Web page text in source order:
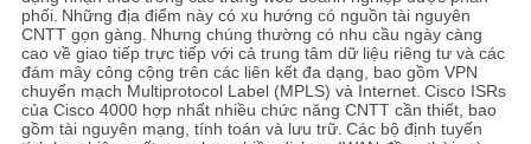
phối. Những địa điểm này có xu hướng có nguồn tài nguyên
CNTT gọn gàng. Nhưng chúng thường có nhu cầu ngày càng
cao về giao tiếp trực tiếp với cả trung tâm dữ liệu riêng tư và các
đám mây công cộng trên các liên kết đa dạng, bao gồm VPN
chuyển mạch Multiprotocol Label (MPLS) và Internet. Cisco ISRs
của Cisco 4000 hợp nhất nhiều chức năng CNTT cần thiết, bao
gồm tài nguyên mạng, tính toán và lưu trữ. Các bộ định tuyến